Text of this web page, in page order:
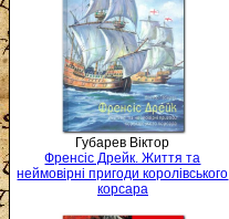
Губарев Віктор
Френсіс Дрейк. Життя та
неймовірні пригоди королівського
корсара